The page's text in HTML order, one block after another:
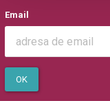
Email
OK